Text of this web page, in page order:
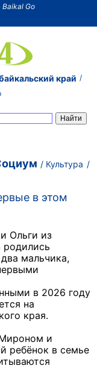
Baikal Go
край
Культура
в этом
Ольги из
родились
мальчика,
в 2026 году
на
края.
и
ребёнок в семье